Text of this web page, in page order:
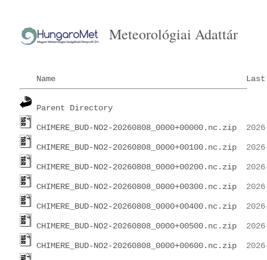
Meteorológiai Adattár
Name
Parent Directory
CHIMERE_BUD-NO2-20260808_0000+00000.nc.zip
CHIMERE_BUD-NO2-20260808_0000+00100.nc.zip
CHIMERE_BUD-NO2-20260808_0000+00200.nc.zip
CHIMERE_BUD-NO2-20260808_0000+00300.nc.zip
CHIMERE_BUD-NO2-20260808_0000+00400.nc.zip
CHIMERE_BUD-NO2-20260808_0000+00500.nc.zip
CHIMERE_BUD-NO2-20260808_0000+00600.nc.zip